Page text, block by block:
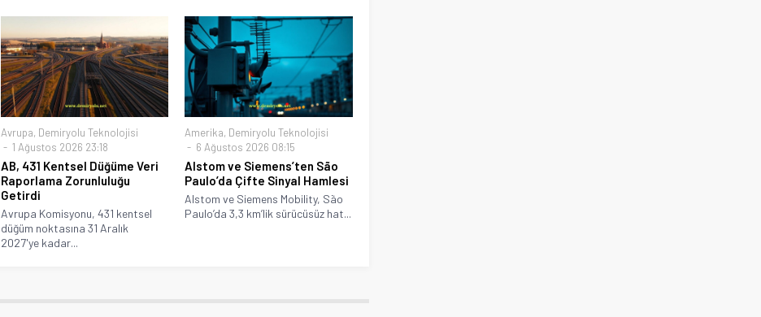
Avrupa, Demiryolu Teknolojisi
1 Ağustos 2026 23:18
AB, 431 Kentsel Düğüme Veri
Raporlama Zorunluluğu
Getirdi
Avrupa Komisyonu, 431 kentsel
düğüm noktasına 31 Aralık
2027'ye kadar...
Amerika, Demiryolu Teknolojisi
6 Ağustos 2026 08:15
Alstom ve Siemens’ten São
Paulo’da Çifte Sinyal Hamlesi
Alstom ve Siemens Mobility, São
Paulo’da 3,3 km’lik sürücüsüz hat...